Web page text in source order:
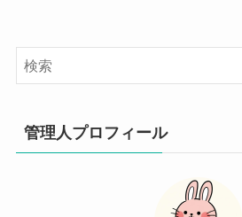
管理人プロフィール